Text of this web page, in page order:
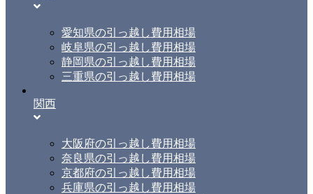
愛知県の引っ越し費用相場
岐阜県の引っ越し費用相場
静岡県の引っ越し費用相場
三重県の引っ越し費用相場
関西
大阪府の引っ越し費用相場
奈良県の引っ越し費用相場
京都府の引っ越し費用相場
兵庫県の引っ越し費用相場